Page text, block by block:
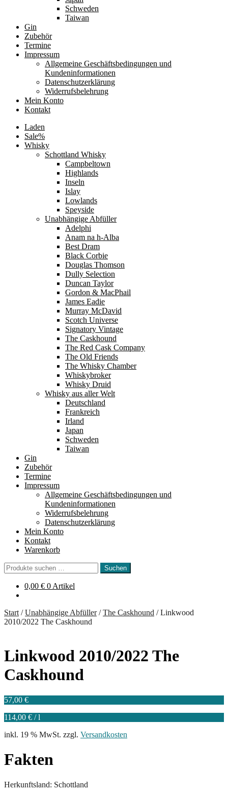
Schweden
Taiwan
Gin
Zubehör
Termine
Impressum
Allgemeine Geschäftsbedingungen und
Kundeninformationen
Datenschutzerklärung
Widerrufsbelehrung
Mein Konto
Kontakt
Laden
Sale%
Whisky
Schottland Whisky
Campbeltown
Highlands
Inseln
Islay
Lowlands
Speyside
Unabhängige Abfüller
Adelphi
Anam na h-Alba
Best Dram
Black Corbie
Douglas Thomson
Dully Selection
Duncan Taylor
Gordon & MacPhail
James Eadie
Murray McDavid
Scotch Universe
Signatory Vintage
The Caskhound
The Red Cask Company
The Old Friends
The Whisky Chamber
Whiskybroker
Whisky Druid
Whisky aus aller Welt
Deutschland
Frankreich
Irland
Japan
Schweden
Taiwan
Gin
Zubehör
Termine
Impressum
Allgemeine Geschäftsbedingungen und
Kundeninformationen
Widerrufsbelehrung
Datenschutzerklärung
Mein Konto
Kontakt
Warenkorb
Suchen
nach:
Suchen
0,00 € 0 Artikel
Start /Unabhängige Abfüller/The Caskhound /Linkwood
2010/2022 The Caskhound
Linkwood 2010/2022 The
Caskhound
57,00 €
114,00 € /l
inkl. 19 % MwSt. zzgl. Versandkosten
Fakten
Herkunftsland: Schottland